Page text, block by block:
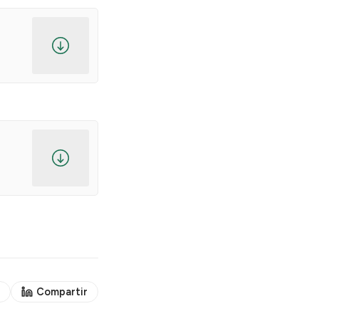
Compartir